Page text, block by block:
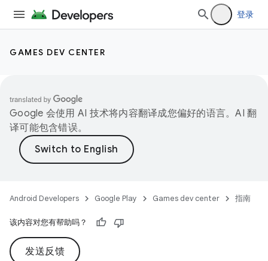
登录
GAMES DEV CENTER
Google 会使用 AI 技术将内容翻译成您偏好的语言。AI 翻
译可能包含错误。
Android Developers Google Play Games dev center 指南
该内容对您有帮助吗？
发送反馈